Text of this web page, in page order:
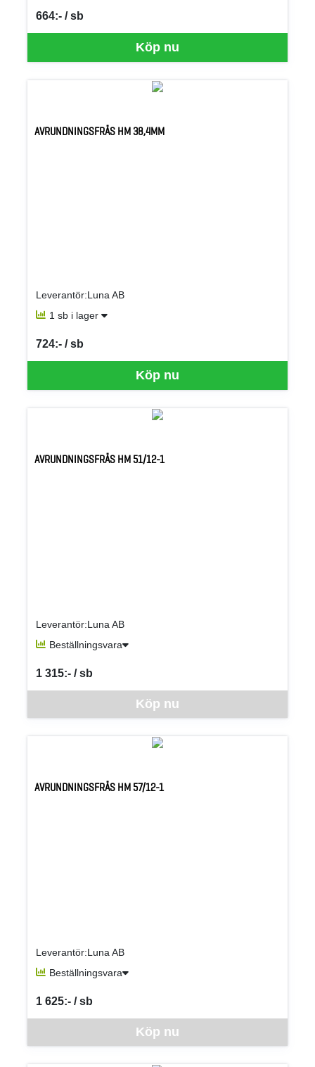
Köp nu
664:- / sb
SEK per SB
AVRUNDNINGSFRÄS HM 38,4MM
Leverantör:Luna AB
1 sb i lager
Köp nu
724:- / sb
SEK per SB
AVRUNDNINGSFRÄS HM 51/12-1
Leverantör:Luna AB
Beställningsvara
Köp nu
1 315:- / sb
SEK per SB
AVRUNDNINGSFRÄS HM 57/12-1
Leverantör:Luna AB
Beställningsvara
Köp nu
1 625:- / sb
SEK per SB